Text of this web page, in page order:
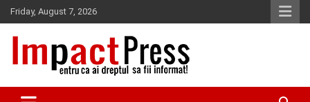
Skip
to
content
Friday, August 7, 2026
IMPACTPRESS